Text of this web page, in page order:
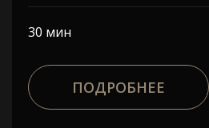
30 мин
ПОДРОБНЕЕ